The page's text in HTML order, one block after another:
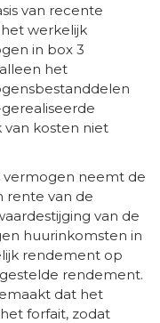
van recente
werkelijk
in box 3
het
van kosten niet
neemt de
rente van de
van de
huurinkomsten in
rendement op
rendement.
dat het
forfait, zodat